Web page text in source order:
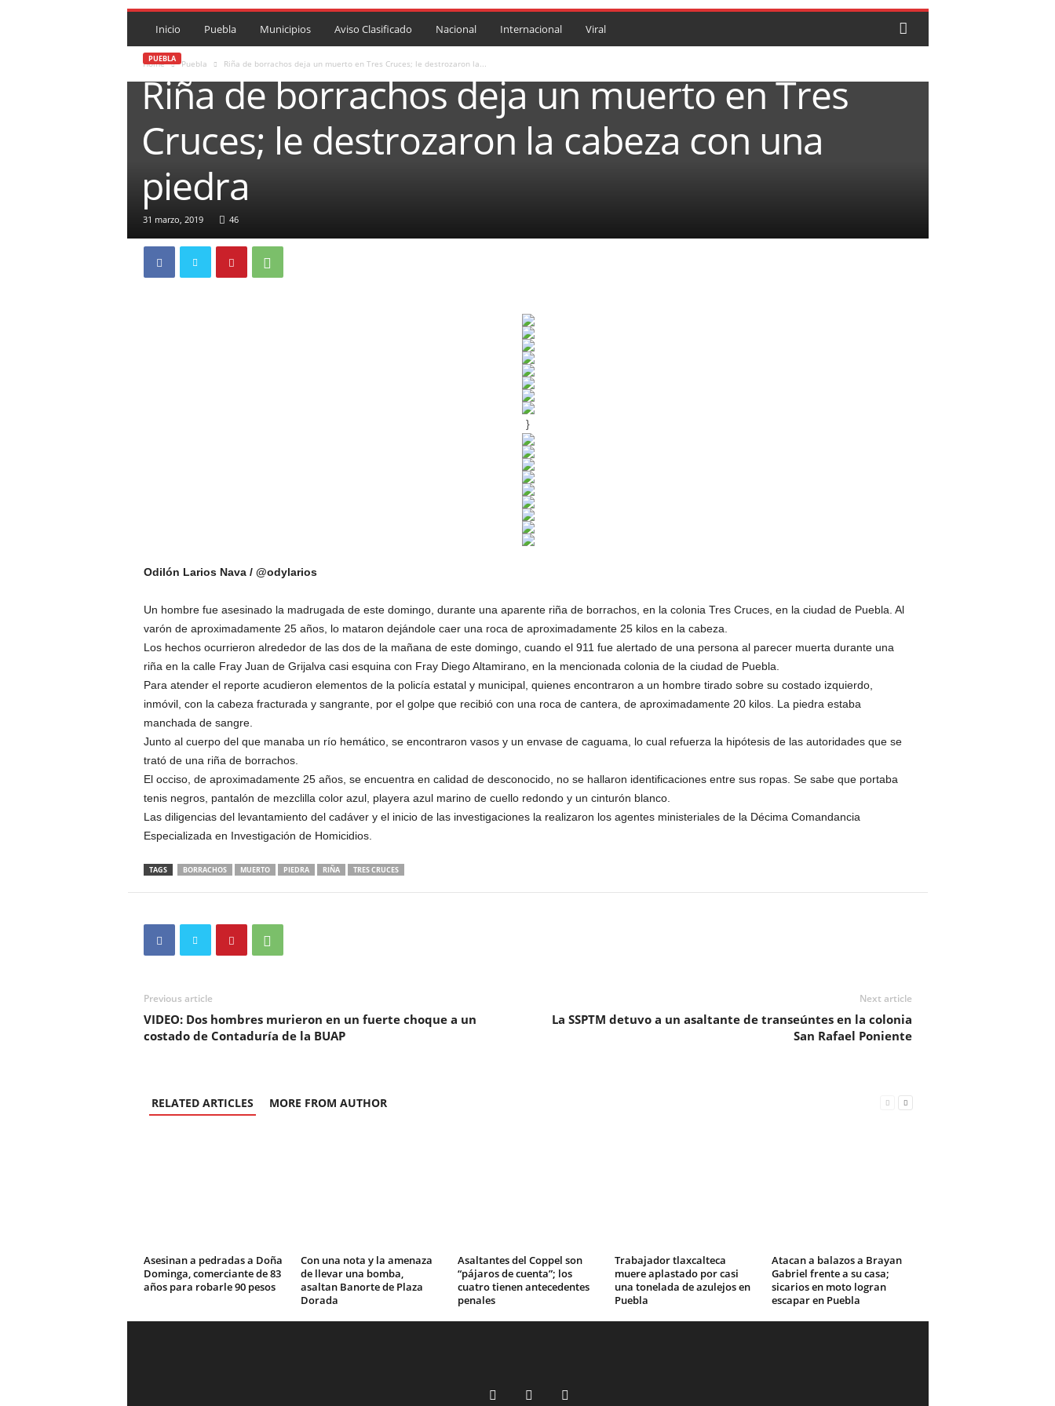
P
Inicio Puebla Municipios Aviso Clasificado Nacional Internacional Viral
Home Puebla Riña de borrachos deja un muerto en Tres Cruces; le destrozaron la...
PUEBLA
Riña de borrachos deja un muerto en Tres
Cruces; le destrozaron la cabeza con una
piedra
31 marzo, 2019 46
}
Odilón Larios Nava / @odylarios
Un hombre fue asesinado la madrugada de este domingo, durante una aparente riña de borrachos, en la colonia Tres Cruces, en la ciudad de Puebla. Al
varón de aproximadamente 25 años, lo mataron dejándole caer una roca de aproximadamente 25 kilos en la cabeza.
Los hechos ocurrieron alrededor de las dos de la mañana de este domingo, cuando el 911 fue alertado de una persona al parecer muerta durante una
riña en la calle Fray Juan de Grijalva casi esquina con Fray Diego Altamirano, en la mencionada colonia de la ciudad de Puebla.
Para atender el reporte acudieron elementos de la policía estatal y municipal, quienes encontraron a un hombre tirado sobre su costado izquierdo,
inmóvil, con la cabeza fracturada y sangrante, por el golpe que recibió con una roca de cantera, de aproximadamente 20 kilos. La piedra estaba
manchada de sangre.
Junto al cuerpo del que manaba un río hemático, se encontraron vasos y un envase de caguama, lo cual refuerza la hipótesis de las autoridades que se
trató de una riña de borrachos.
El occiso, de aproximadamente 25 años, se encuentra en calidad de desconocido, no se hallaron identificaciones entre sus ropas. Se sabe que portaba
tenis negros, pantalón de mezclilla color azul, playera azul marino de cuello redondo y un cinturón blanco.
Las diligencias del levantamiento del cadáver y el inicio de las investigaciones la realizaron los agentes ministeriales de la Décima Comandancia
Especializada en Investigación de Homicidios.
TAGS BORRACHOS MUERTO PIEDRA RIÑA TRES CRUCES
Previous article
VIDEO: Dos hombres murieron en un fuerte choque a un
costado de Contaduría de la BUAP
Next article
La SSPTM detuvo a un asaltante de transeúntes en la colonia
San Rafael Poniente
RELATED ARTICLES MORE FROM AUTHOR
Asesinan a pedradas a Doña
Dominga, comerciante de 83
años para robarle 90 pesos
Con una nota y la amenaza
de llevar una bomba,
asaltan Banorte de Plaza
Dorada
Asaltantes del Coppel son
“pájaros de cuenta”; los
cuatro tienen antecedentes
penales
Trabajador tlaxcalteca
muere aplastado por casi
una tonelada de azulejos en
Puebla
Atacan a balazos a Brayan
Gabriel frente a su casa;
sicarios en moto logran
escapar en Puebla